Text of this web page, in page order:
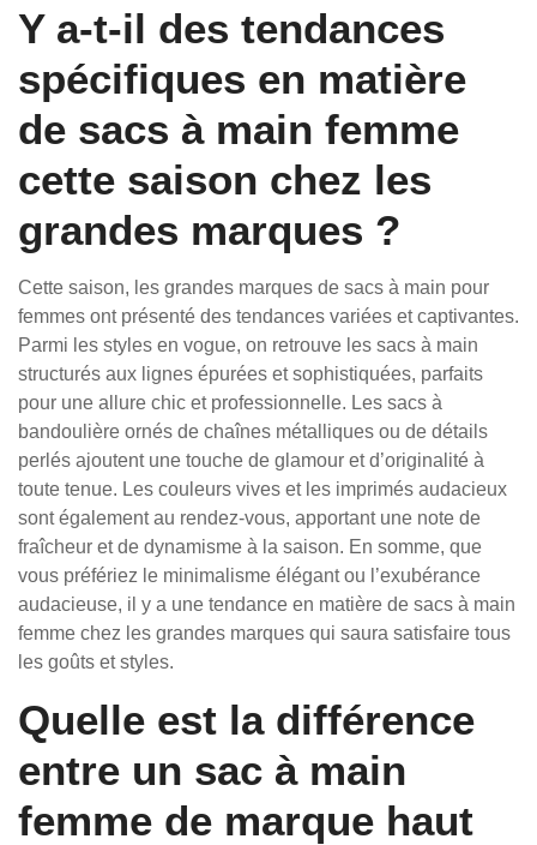
Y a-t-il des tendances
spécifiques en matière
de sacs à main femme
cette saison chez les
grandes marques ?
Cette saison, les grandes marques de sacs à main pour
femmes ont présenté des tendances variées et captivantes.
Parmi les styles en vogue, on retrouve les sacs à main
structurés aux lignes épurées et sophistiquées, parfaits
pour une allure chic et professionnelle. Les sacs à
bandoulière ornés de chaînes métalliques ou de détails
perlés ajoutent une touche de glamour et d’originalité à
toute tenue. Les couleurs vives et les imprimés audacieux
sont également au rendez-vous, apportant une note de
fraîcheur et de dynamisme à la saison. En somme, que
vous préfériez le minimalisme élégant ou l’exubérance
audacieuse, il y a une tendance en matière de sacs à main
femme chez les grandes marques qui saura satisfaire tous
les goûts et styles.
Quelle est la différence
entre un sac à main
femme de marque haut